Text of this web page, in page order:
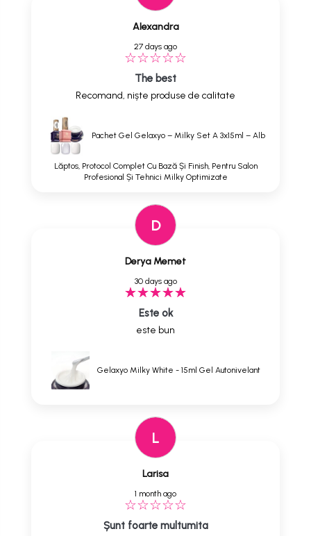
Alexandra
27 days ago
The best
Recomand, niște produse de calitate
Pachet Gel Gelaxyo – Milky Set A 3x15ml – Alb
Lăptos, Protocol Complet Cu Bază Și Finish, Pentru Salon
Profesional Și Tehnici Milky Optimizate
D
Derya Memet
30 days ago
Este ok
este bun
Gelaxyo Milky White - 15ml Gel Autonivelant
L
Larisa
1 month ago
Șunt foarte multumita